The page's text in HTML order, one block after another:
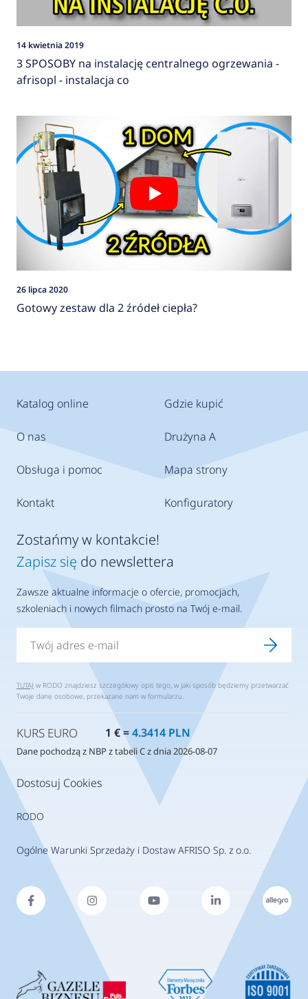
14 kwietnia 2019
3 SPOSOBY na instalację centralnego ogrzewania -
afrisopl - instalacja co
26 lipca 2020
Gotowy zestaw dla 2 źródeł ciepła?
Katalog online
O nas
Obsługa i pomoc
Kontakt
Gdzie kupić
Drużyna A
Mapa strony
Konfiguratory
Dostosuj Cookies
RODO
Ogólne Warunki Sprzedaży i Dostaw AFRISO Sp. z o.o.
Zostańmy w kontakcie!
Zapisz się do newslettera
Zawsze aktualne informacje o ofercie, promocjach,
szkoleniach i nowych filmach prosto na Twój e-mail.
TUTAJ w RODO znajdziesz szczegółowy opis tego, w jaki sposób będziemy przetwarzać
Twoje dane osobowe, przekazane nam w formularzu.
KURS EURO 1 € =4.3414 PLN
Dane pochodzą z NBP z tabeli C z dnia 2026-08-07